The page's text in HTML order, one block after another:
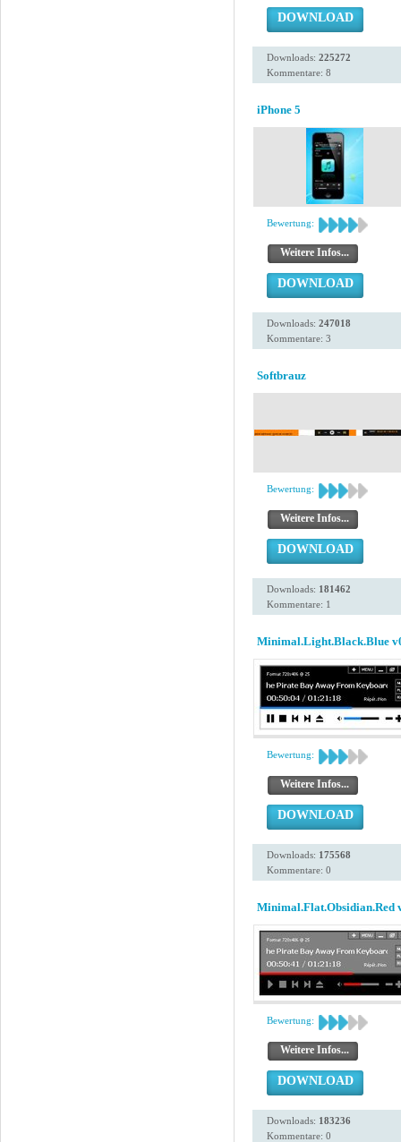
DOWNLOAD
Downloads: 225272
Kommentare: 8
iPhone 5
Bewertung:
Weitere Infos...
DOWNLOAD
Downloads: 247018
Kommentare: 3
Softbrauz
Bewertung:
Weitere Infos...
DOWNLOAD
Downloads: 181462
Kommentare: 1
Minimal.Light.Black.Blue
Bewertung:
Weitere Infos...
DOWNLOAD
Downloads: 175568
Kommentare: 0
Minimal.Flat.Obsidian.Red
Bewertung:
Weitere Infos...
DOWNLOAD
Downloads: 183236
Kommentare: 0